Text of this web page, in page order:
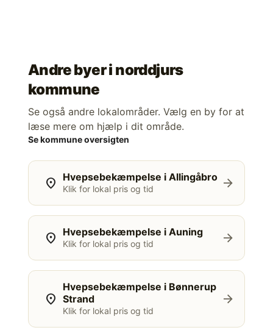
Andre byer i norddjurs
kommune
Se også andre lokalområder. Vælg en by for at
læse mere om hjælp i dit område.
Se kommune oversigten
location_on Hvepsebekæmpelse i Allingåbro
Klik for lokal pris og tid arrow_forward
location_on Hvepsebekæmpelse i Auning
Klik for lokal pris og tid arrow_forward
location_on
Hvepsebekæmpelse i Bønnerup
Strand
Klik for lokal pris og tid
arrow_forward